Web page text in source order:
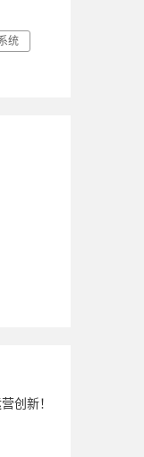
统
创新！